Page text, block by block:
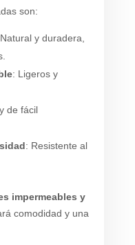
son:
y duradera,
: Ligeros y
de fácil
: Resistente al
impermeables y
comodidad y una